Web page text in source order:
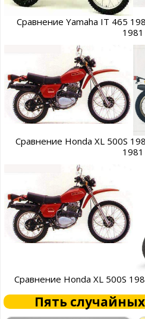
Сравнение Yamaha IT 465
1981
Сравнение Honda XL 500S
1981
Сравнение Honda XL 500S
Пять